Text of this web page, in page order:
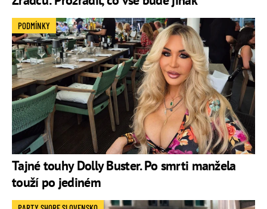
Tajné touhy Dolly Buster. Po smrti manžela
touží po jediném
PODMÍNKY